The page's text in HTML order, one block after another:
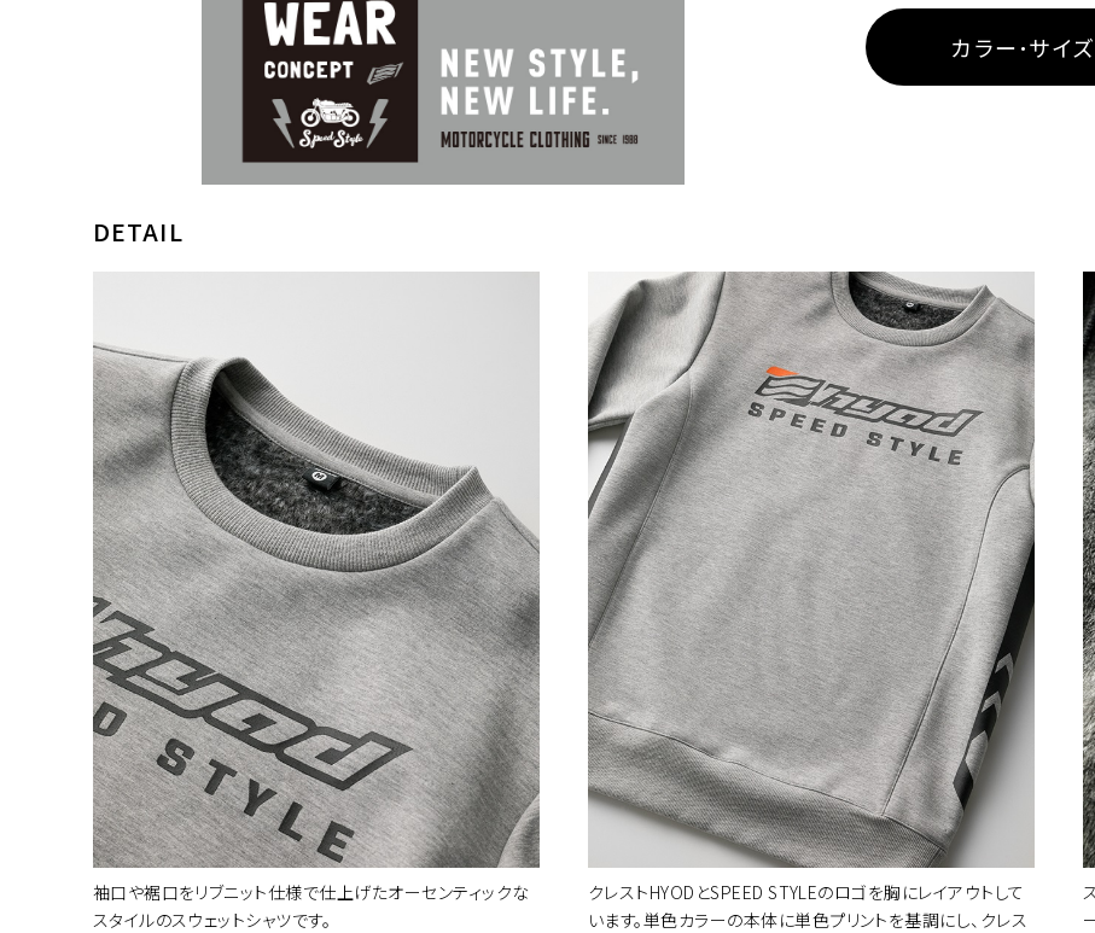
カラー･サイ
DETAIL
袖口や裾口をリブニット仕様で仕上げたオーセンティックな
スタイルのスウェットシャツです。
クレストHYODとSPEED STYLEのロゴを胸にレイアウトして
います。単色カラーの本体に単色プリントを基調にし、クレス
カラー・サイズ選択